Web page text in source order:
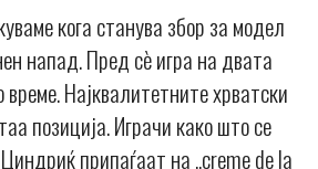
кога станува збор за модел
напад. Пред сè игра на двата
Најквалитетните хрватски
позиција. Играчи како што се
припаѓаат на „creme de la